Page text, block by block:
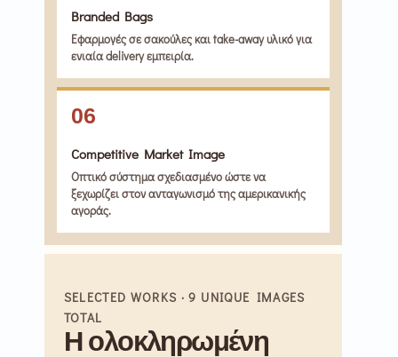
Branded Bags
Εφαρμογές σε σακούλες και take-away υλικό για
ενιαία delivery εμπειρία.
06
Competitive Market Image
Οπτικό σύστημα σχεδιασμένο ώστε να
ξεχωρίζει στον ανταγωνισμό της αμερικανικής
αγοράς.
SELECTED WORKS · 9 UNIQUE IMAGES
TOTAL
Η ολοκληρωμένη